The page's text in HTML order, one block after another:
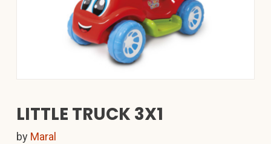
LITTLE TRUCK 3X1
by Maral